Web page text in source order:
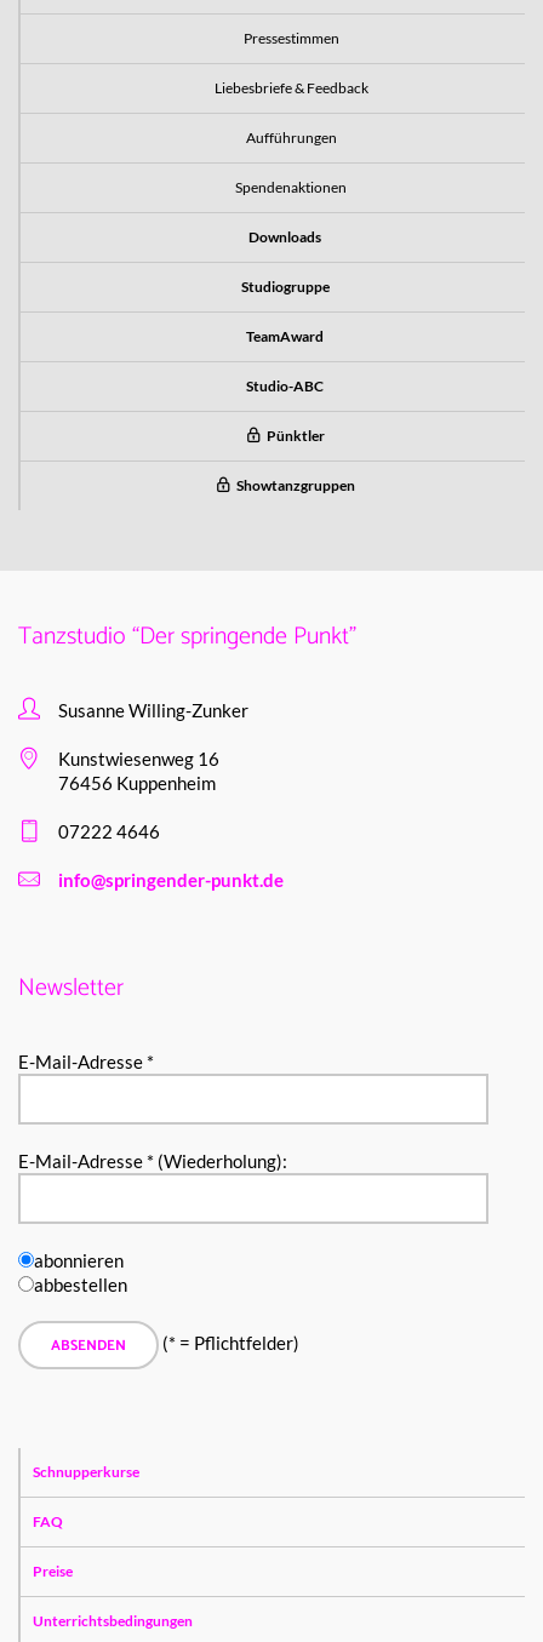
Pressestimmen
Liebesbriefe & Feedback
Aufführungen
Spendenaktionen
Downloads
Studiogruppe
TeamAward
Studio-ABC
Pünktler
Showtanzgruppen
Tanzstudio “Der springende Punkt”
Susanne Willing-Zunker
Kunstwiesenweg 16
76456 Kuppenheim
07222 4646
info@springender-punkt.de
Newsletter
E-Mail-Adresse *
E-Mail-Adresse * (Wiederholung):
abonnieren
abbestellen
(* = Pflichtfelder)
Schnupperkurse
FAQ
Preise
Unterrichtsbedingungen